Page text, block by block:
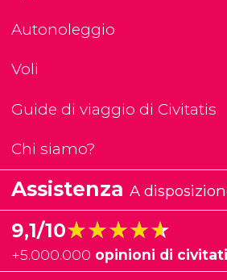
Autonoleggio
Voli
Guide di viaggio di Civitatis
Chi siamo?
Assistenza A
9,1/10★★★★★
★★★★★
+5.000.000 opinioni di